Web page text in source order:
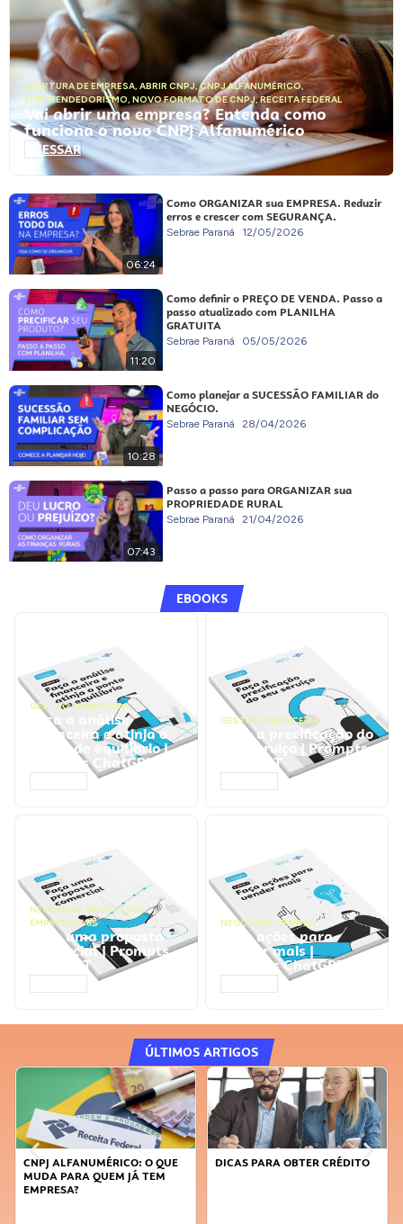
ABERTURA DE EMPRESA, ABRIR CNPJ,CNPJ ALFANUMÉRICO,
EMPREENDEDORISMO, NOVO FORMATO DE CNPJ,RECEITA FEDERAL
Vai abrir uma empresa? Entenda como
funciona o novo CNPJ Alfanumérico
ACESSAR
06:24
Como ORGANIZAR sua EMPRESA. Reduzir
erros e crescer com SEGURANÇA.
Sebrae Paraná 12/05/2026
11:20
Como definir o PREÇO DE VENDA. Passo a
passo atualizado com PLANILHA
GRATUITA
Sebrae Paraná 05/05/2026
10:28
Como planejar a SUCESSÃO FAMILIAR do
NEGÓCIO.
Sebrae Paraná 28/04/2026
07:43
Passo a passo para ORGANIZAR sua
PROPRIEDADE RURAL
Sebrae Paraná 21/04/2026
EBOOKS
GESTÃO FINANCEIRA
Faça a análise
financeira e atinja o
ponto de equilíbrio |
Prompts ChatGPT
GESTÃO FINANCEIRA
Faça a precificação do
seu serviço | Prompts
ChatGPT
NEGÓCIOS, PROCESSOS
EMPRESARIAIS
Faça uma proposta
comercial | Prompts
ChatGPT
NEGÓCIOS, VENDAS
Faça ações para
vender mais |
Prompts ChatGPT
ÚLTIMOS ARTIGOS
DICAS PARA OBTER CRÉDITO
FAÇA A DIFERENÇA: SEJA